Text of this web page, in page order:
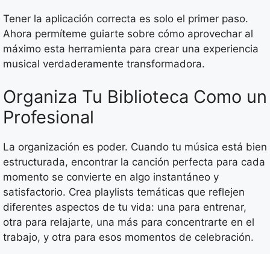
Tener la aplicación correcta es solo el primer paso.
Ahora permíteme guiarte sobre cómo aprovechar al
máximo esta herramienta para crear una experiencia
musical verdaderamente transformadora.
Organiza Tu Biblioteca Como un
Profesional
La organización es poder. Cuando tu música está bien
estructurada, encontrar la canción perfecta para cada
momento se convierte en algo instantáneo y
satisfactorio. Crea playlists temáticas que reflejen
diferentes aspectos de tu vida: una para entrenar,
otra para relajarte, una más para concentrarte en el
trabajo, y otra para esos momentos de celebración.